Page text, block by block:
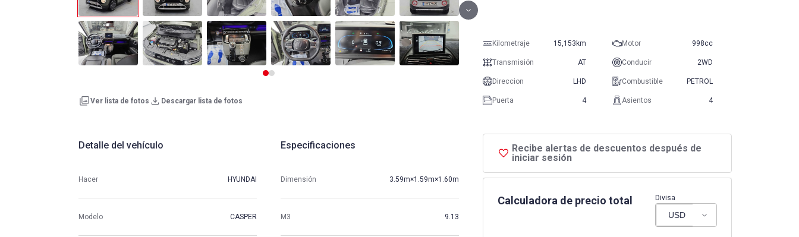
Ver lista de fotos Descargar lista de fotos
Recibe alertas de descuentos después de
iniciar sesión
Kilometraje 15,153km Motor 998cc
Transmisión AT Conducir 2WD
Direccion LHD Combustible PETROL
Puerta 4 Asientos 4
Calculadora de precio total Divisa
Detalle del vehículo
Hacer HYUNDAI
Modelo CASPER
Especificaciones
Dimensión 3.59m×1.59m×1.60m
M3 9.13